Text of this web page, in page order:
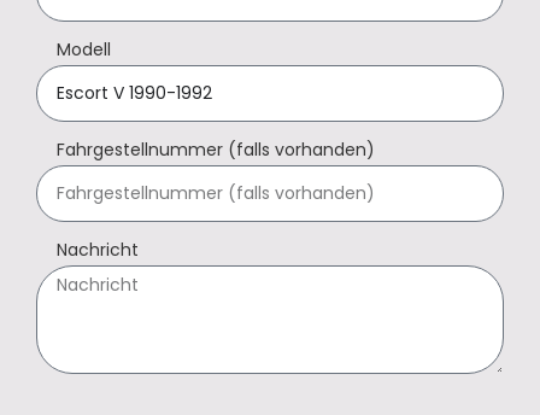
Modell
Fahrgestellnummer (falls vorhanden)
Nachricht